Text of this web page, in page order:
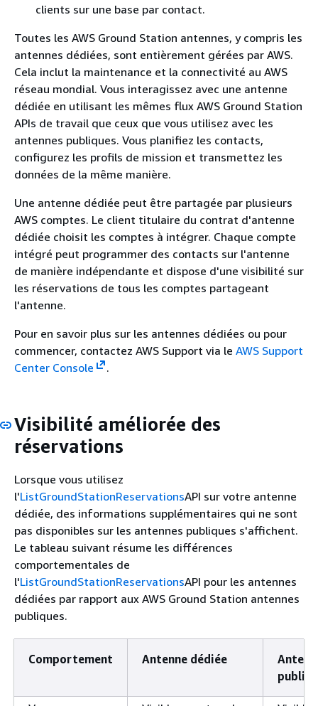
clients sur une base par contact.
Toutes les AWS Ground Station antennes, y compris les
antennes dédiées, sont entièrement gérées par AWS.
Cela inclut la maintenance et la connectivité au AWS
réseau mondial. Vous interagissez avec une antenne
dédiée en utilisant les mêmes flux AWS Ground Station
APIs de travail que ceux que vous utilisez avec les
antennes publiques. Vous planifiez les contacts,
configurez les profils de mission et transmettez les
données de la même manière.
Une antenne dédiée peut être partagée par plusieurs
AWS comptes. Le client titulaire du contrat d'antenne
dédiée choisit les comptes à intégrer. Chaque compte
intégré peut programmer des contacts sur l'antenne
de manière indépendante et dispose d'une visibilité sur
les réservations de tous les comptes partageant
l'antenne.
Pour en savoir plus sur les antennes dédiées ou pour
commencer, contactez AWS Support via le AWS Support
Center Console
.
Visibilité améliorée des
réservations
Lorsque vous utilisez
l'ListGroundStationReservationsAPI sur votre antenne
dédiée, des informations supplémentaires qui ne sont
pas disponibles sur les antennes publiques s'affichent.
Le tableau suivant résume les différences
comportementales de
l'ListGroundStationReservationsAPI pour les antennes
dédiées par rapport aux AWS Ground Station antennes
publiques.
Comportement Antenne dédiée